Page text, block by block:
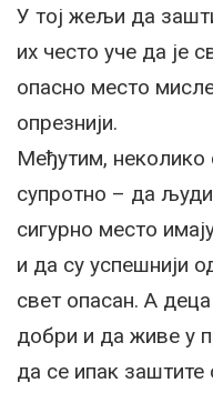
У тој жељи да
их често уче да је
опасно место
опрезнији.
Међутим, неколико
супротно – да људи
сигурно место
и да су успешнији
свет опасан. А
добри и да живе у
да се ипак